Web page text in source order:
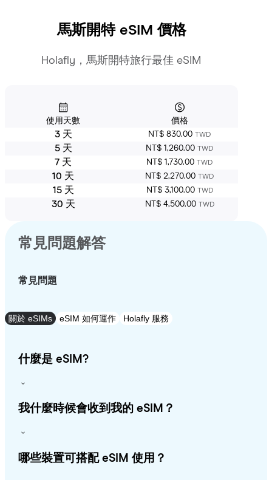
馬斯開特eSIM 價格
Holafly，馬斯開特旅行最佳 eSIM
使用天數 價格
3 天 NT$ 830.00 TWD
5 天 NT$ 1,260.00 TWD
7 天 NT$ 1,730.00 TWD
10 天 NT$ 2,270.00 TWD
15 天 NT$ 3,100.00 TWD
30 天 NT$ 4,500.00 TWD
常見問題解答
常見問題
關於 eSIMs eSIM 如何運作 Holafly 服務
什麼是 eSIM?
我什麼時候會收到我的 eSIM？
哪些裝置可搭配 eSIM 使用？